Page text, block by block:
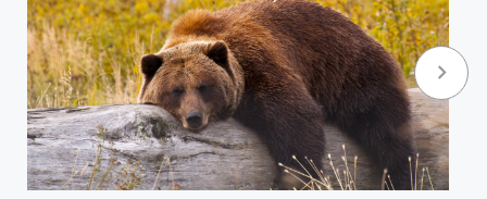
keyboard_arrow_right